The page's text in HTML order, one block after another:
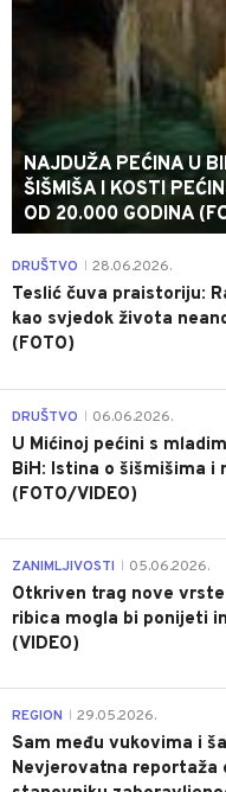
NAJDUŽA PEĆINA U
ŠIŠMIŠA I KOSTI
OD 20.000 GODINA
DRUŠTVO 28.06.2026.
Teslić čuva praistoriju:
kao svjedok života
(FOTO)
DRUŠTVO 06.06.2026.
U Mićinoj pećini s
BiH: Istina o šišmišima i
(FOTO/VIDEO)
ZANIMLJIVOSTI 05.06.2026.
Otkriven trag nove
ribica mogla bi ponijeti
(VIDEO)
REGION 29.05.2026.
Sam među vukovima i
Nevjerovatna reportaža